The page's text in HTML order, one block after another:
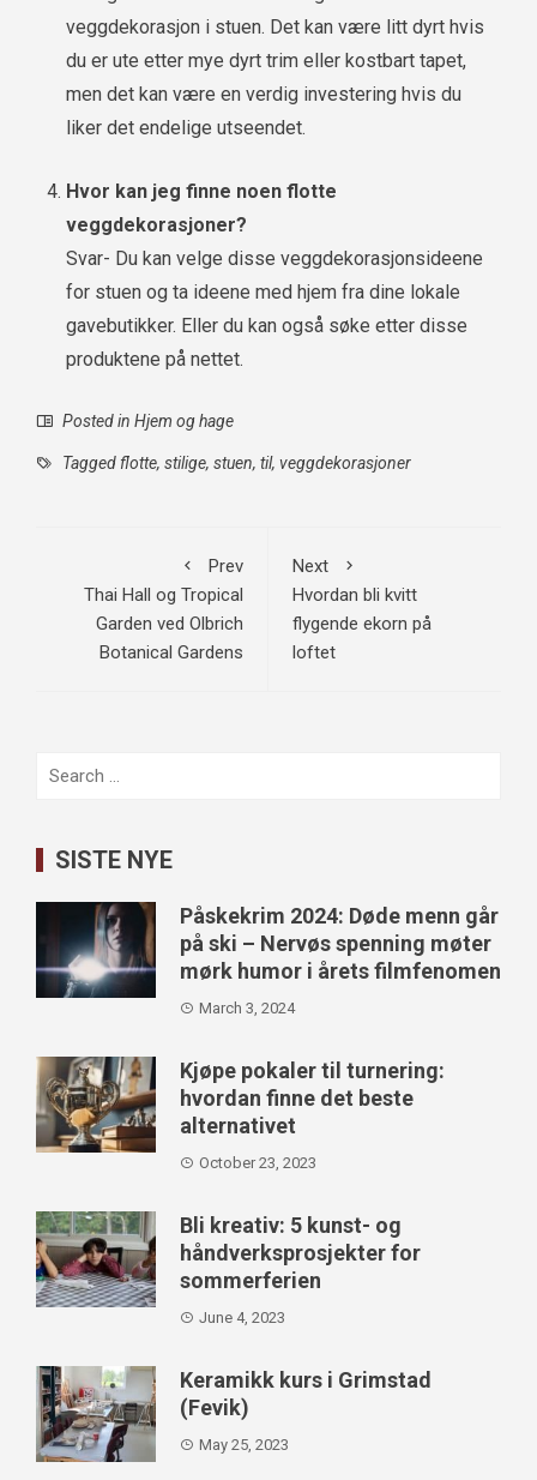
veggdekorasjon i stuen. Det kan være litt dyrt hvis
du er ute etter mye dyrt trim eller kostbart tapet,
men det kan være en verdig investering hvis du
liker det endelige utseendet.
Hvor kan jeg finne noen flotte
veggdekorasjoner?
Svar- Du kan velge disse veggdekorasjonsideene
for stuen og ta ideene med hjem fra dine lokale
gavebutikker. Eller du kan også søke etter disse
produktene på nettet.
Posted in Hjem og hage
Tagged flotte, stilige, stuen, til, veggdekorasjoner
Prev
Thai Hall og Tropical
Garden ved Olbrich
Botanical Gardens
Next
Hvordan bli kvitt
flygende ekorn på
loftet
Search
SISTE NYE
Påskekrim 2024: Døde menn går
på ski – Nervøs spenning møter
mørk humor i årets filmfenomen
March 3, 2024
Kjøpe pokaler til turnering:
hvordan finne det beste
alternativet
October 23, 2023
Bli kreativ: 5 kunst- og
håndverksprosjekter for
sommerferien
June 4, 2023
Keramikk kurs i Grimstad
(Fevik)
May 25, 2023